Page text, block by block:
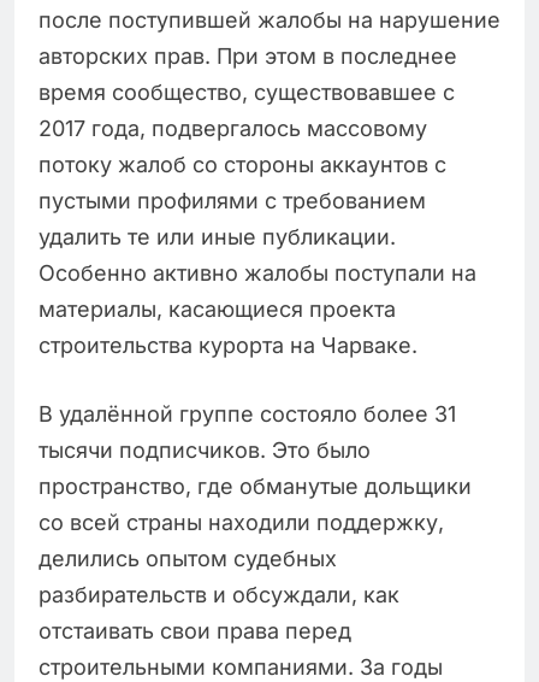
после поступившей жалобы на нарушение
авторских прав. При этом в последнее
время сообщество, существовавшее с
2017 года, подвергалось массовому
потоку жалоб со стороны аккаунтов с
пустыми профилями с требованием
удалить те или иные публикации.
Особенно активно жалобы поступали на
материалы, касающиеся проекта
строительства курорта на Чарваке.
В удалённой группе состояло более 31
тысячи подписчиков. Это было
пространство, где обманутые дольщики
со всей страны находили поддержку,
делились опытом судебных
разбирательств и обсуждали, как
отстаивать свои права перед
строительными компаниями. За годы